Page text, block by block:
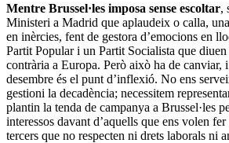
Mentre Brussel·les imposa sense escoltar,
Ministeri a Madrid que aplaudeix o calla,
en inèrcies, fent de gestora d’emocions en
Partit Popular i un Partit Socialista que
contrària a Europa. Però això ha de canviar,
desembre és el punt d’inflexió. No ens
gestioni la decadència; necessitem
plantin la tenda de campanya a Brussel·les
interessos davant d’aquells que ens volen
tercers que no respecten ni drets laborals ni